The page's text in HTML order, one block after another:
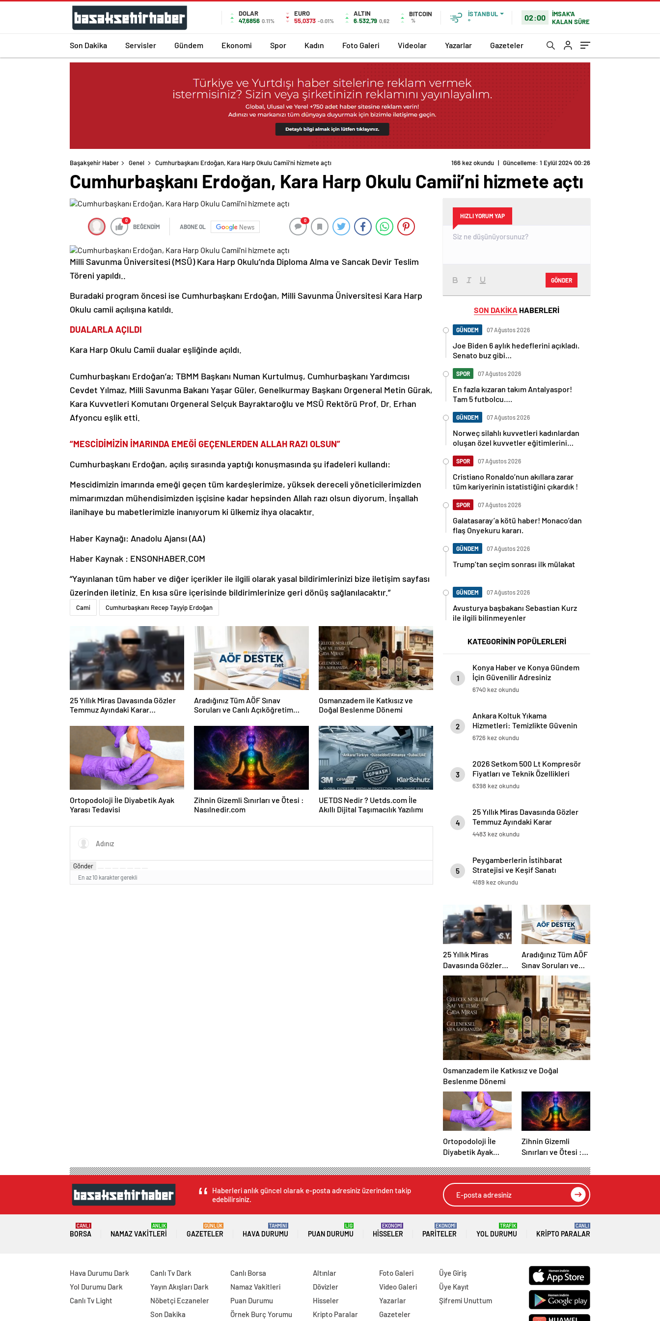
DOLAR
47,6856 0.11%
EURO
55,0373 -0.01%
ALTIN
6.532,79 0,62
BITCOIN
%
İSTANBUL
°
02:00
İMSAK'A
KALAN SÜRE
Son Dakika Servisler Gündem Ekonomi Spor Kadın Foto Galeri Videolar Yazarlar Gazeteler
Başakşehir Haber Genel Cumhurbaşkanı Erdoğan, Kara Harp Okulu Camii’ni hizmete açtı 166 kez okundu | Güncelleme: 1 Eylül 2024 00:26
Cumhurbaşkanı Erdoğan, Kara Harp Okulu Camii’ni hizmete açtı
0
BEĞENDİM ABONE OL News
0
Milli Savunma Üniversitesi (MSÜ) Kara Harp Okulu’nda Diploma Alma ve Sancak Devir Teslim
Töreni yapıldı..
Buradaki program öncesi ise Cumhurbaşkanı Erdoğan, Milli Savunma Üniversitesi Kara Harp
Okulu camii açılışına katıldı.
DUALARLA AÇILDI
Kara Harp Okulu Camii dualar eşliğinde açıldı.
Cumhurbaşkanı Erdoğan’a; TBMM Başkanı Numan Kurtulmuş, Cumhurbaşkanı Yardımcısı
Cevdet Yılmaz, Milli Savunma Bakanı Yaşar Güler, Genelkurmay Başkanı Orgeneral Metin Gürak,
Kara Kuvvetleri Komutanı Orgeneral Selçuk Bayraktaroğlu ve MSÜ Rektörü Prof. Dr. Erhan
Afyoncu eşlik etti.
“MESCİDİMİZİN İMARINDA EMEĞİ GEÇENLERDEN ALLAH RAZI OLSUN”
Cumhurbaşkanı Erdoğan, açılış sırasında yaptığı konuşmasında şu ifadeleri kullandı:
Mescidimizin imarında emeği geçen tüm kardeşlerimize, yüksek dereceli yöneticilerimizden
mimarımızdan mühendisimizden işçisine kadar hepsinden Allah razı olsun diyorum. İnşallah
ilanihaye bu mabetlerimizle inanıyorum ki ülkemiz ihya olacaktır.
Haber Kaynağı: Anadolu Ajansı (AA)
Haber Kaynak : ENSONHABER.COM
“Yayınlanan tüm haber ve diğer içerikler ile ilgili olarak yasal bildirimlerinizi bize iletişim sayfası
üzerinden iletiniz. En kısa süre içerisinde bildirimlerinize geri dönüş sağlanılacaktır.”
Cami Cumhurbaşkanı Recep Tayyip Erdoğan
25 Yıllık Miras Davasında Gözler
Temmuz Ayındaki Karar
Aradığınız Tüm AÖF Sınav
Soruları ve Canlı Açıköğretim
Osmanzadem ile Katkısız ve
Doğal Beslenme Dönemi
Ortopodoloji İle Diyabetik Ayak
Yarası Tedavisi
Zihnin Gizemli Sınırları ve Ötesi :
Nasılnedir.com
UETDS Nedir ? Uetds.com İle
Akıllı Dijital Taşımacılık Yazılımı
Gönder
En az 10 karakter gerekli
HIZLI YORUM YAP
GÖNDER
SON DAKİKA HABERLERİ
GÜNDEM 07 Ağustos 2026
Joe Biden 6 aylık hedeflerini açıkladı.
Senato buz gibi…
SPOR 07 Ağustos 2026
En fazla kızaran takım Antalyaspor!
Tam 5 futbolcu….
GÜNDEM 07 Ağustos 2026
Norweç silahlı kuvvetleri kadınlardan
oluşan özel kuvvetler eğitimlerini
SPOR 07 Ağustos 2026
Cristiano Ronaldo’nun akıllara zarar
tüm kariyerinin istatistiğini çıkardık !
SPOR 07 Ağustos 2026
Galatasaray’a kötü haber! Monaco’dan
flaş Onyekuru kararı.
GÜNDEM 07 Ağustos 2026
Trump’tan seçim sonrası ilk mülakat
GÜNDEM 07 Ağustos 2026
Avusturya başbakanı Sebastian Kurz
ile ilgili bilinmeyenler
KATEGORİNİN POPÜLERLERİ
1
Konya Haber ve Konya Gündem
İçin Güvenilir Adresiniz
6740 kez okundu
2
Ankara Koltuk Yıkama
Hizmetleri: Temizlikte Güvenin
Adresi
6726 kez okundu
3
2026 Setkom 500 Lt Kompresör
Fiyatları ve Teknik Özellikleri
6398 kez okundu
4
25 Yıllık Miras Davasında Gözler
Temmuz Ayındaki Karar
Duruşmasına Çevrildi
4483 kez okundu
5
Peygamberlerin İstihbarat
Stratejisi ve Keşif Sanatı
4189 kez okundu
25 Yıllık Miras
Davasında Gözler
Temmuz Ayındaki
Karar Duruşmasına
Çevrildi
Aradığınız Tüm AÖF
Sınav Soruları ve
Canlı Açıköğretim
Forumu Burada
Osmanzadem ile Katkısız ve Doğal
Beslenme Dönemi
Ortopodoloji İle
Diyabetik Ayak
Zihnin Gizemli
Sınırları ve Ötesi :
Haberleri anlık güncel olarak e-posta adresiniz üzerinden takip
edebilirsiniz.
BORSA
CANLI
NAMAZ VAKITLERI
ANLIK
GAZETELER
GÜNLÜK
HAVA DURUMU
TAHMİNİ
PUAN DURUMU
LİG
HISSELER
EKONOMİ
PARITELER
EKONOMİ
YOL DURUMU
TRAFİK
KRIPTO PARALAR
CANLI
Hava Durumu Dark
Yol Durumu Dark
Canlı Tv Light
Canlı Tv Dark
Yayın Akışları Dark
Nöbetçi Eczaneler
Son Dakika
Canlı Borsa
Namaz Vakitleri
Puan Durumu
Örnek Burç Yorumu
Altınlar
Dövizler
Hisseler
Kripto Paralar
Foto Galeri
Video Galeri
Yazarlar
Gazeteler
Üye Giriş
Üye Kayıt
Şifremi Unuttum